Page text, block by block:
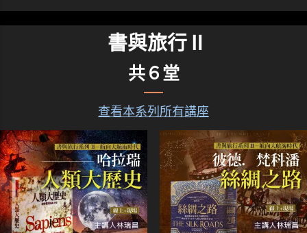
書與旅行Ⅱ
共６堂
查看本系列所有講座